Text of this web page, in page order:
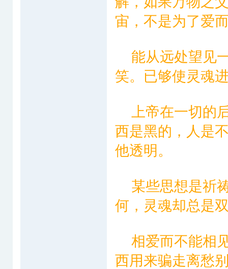
宙，不是为了爱
能从远处望见
笑。已够使灵魂
上帝在一切的
西是黑的，人是
他透明。
某些思想是祈
何，灵魂却总是
相爱而不能相
西用来骗走离愁